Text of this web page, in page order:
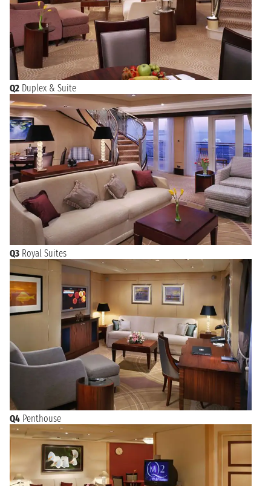
Q2 Duplex & Suite
Q3 Royal Suites
Q4 Penthouse